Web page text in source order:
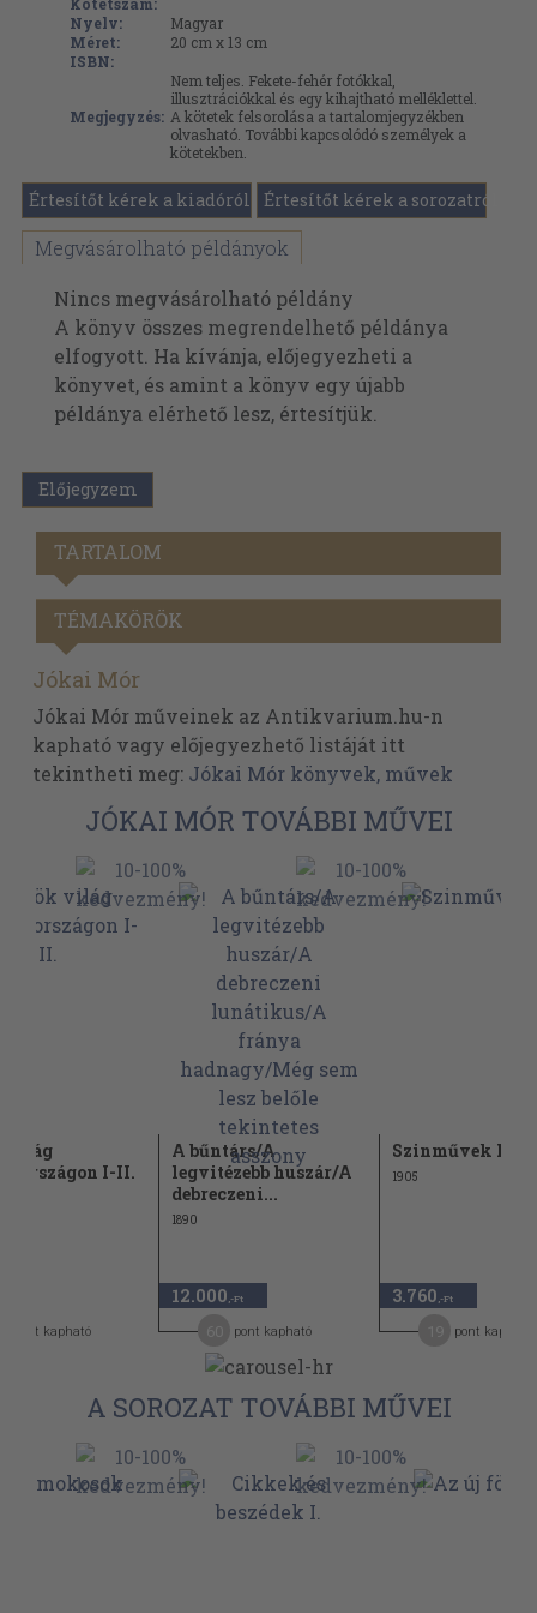
Nyelv:
Magyar
Méret:
20 cm x 13 cm
ISBN:
Megjegyzés:
Nem teljes. Fekete-fehér fotókkal,
illusztrációkkal és egy kihajtható melléklettel.
A kötetek felsorolása a tartalomjegyzékben
olvasható. További kapcsolódó személyek a
kötetekben.
Értesítőt kérek a kiadóról Értesítőt kérek a sorozatról
Megvásárolható példányok
Nincs megvásárolható példány
A könyv összes megrendelhető példánya
elfogyott. Ha kívánja, előjegyezheti a
könyvet, és amint a könyv egy újabb
példánya elérhető lesz, értesítjük.
Előjegyzem
TARTALOM
TÉMAKÖRÖK
Jókai Mór
Jókai Mór műveinek az Antikvarium.hu-n
kapható vagy előjegyezhető listáját itt
tekintheti meg: Jókai Mór könyvek, művek
JÓKAI MÓR TOVÁBBI MŰVEI
világ
I-II.
pont kapható
A bűntárs/A
legvitézebb huszár/A
debreczeni...
1890
12.000 ,-Ft
pont kapható
Szinművek I-III.
1905
3.760 ,-Ft
pont kapható
A SOROZAT TOVÁBBI MŰVEI